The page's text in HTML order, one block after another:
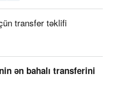
transfer təklifi
ən bahalı transferini